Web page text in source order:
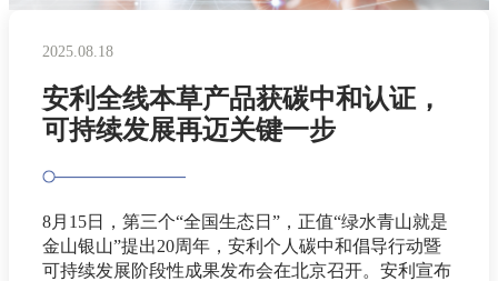
2025.08.18
安利全线本草产品获碳中和认证，
可持续发展再迈关键一步
8月15日，第三个“全国生态日”，正值“绿水青山就是
金山银山”提出20周年，安利个人碳中和倡导行动暨
可持续发展阶段性成果发布会在北京召开。安利宣布